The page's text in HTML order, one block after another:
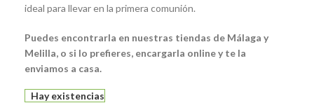
ideal para llevar en la primera comunión.
Puedes encontrarla en nuestras tiendas de Málaga y
Melilla, o si lo prefieres, encargarla online y te la
enviamos a casa.
Hay existencias